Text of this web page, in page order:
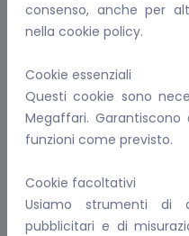
consenso, anche per
nella cookie policy.
Cookie essenziali
Questi cookie sono
Megaffari.
funzioni come previsto.
Cookie facoltativi
Usiamo strumenti di
pubblicitari e di
Email:
P.IVA: 02081690899
Per Conoscerci Meglio
I nostri servizi
Informativa sulla privacy